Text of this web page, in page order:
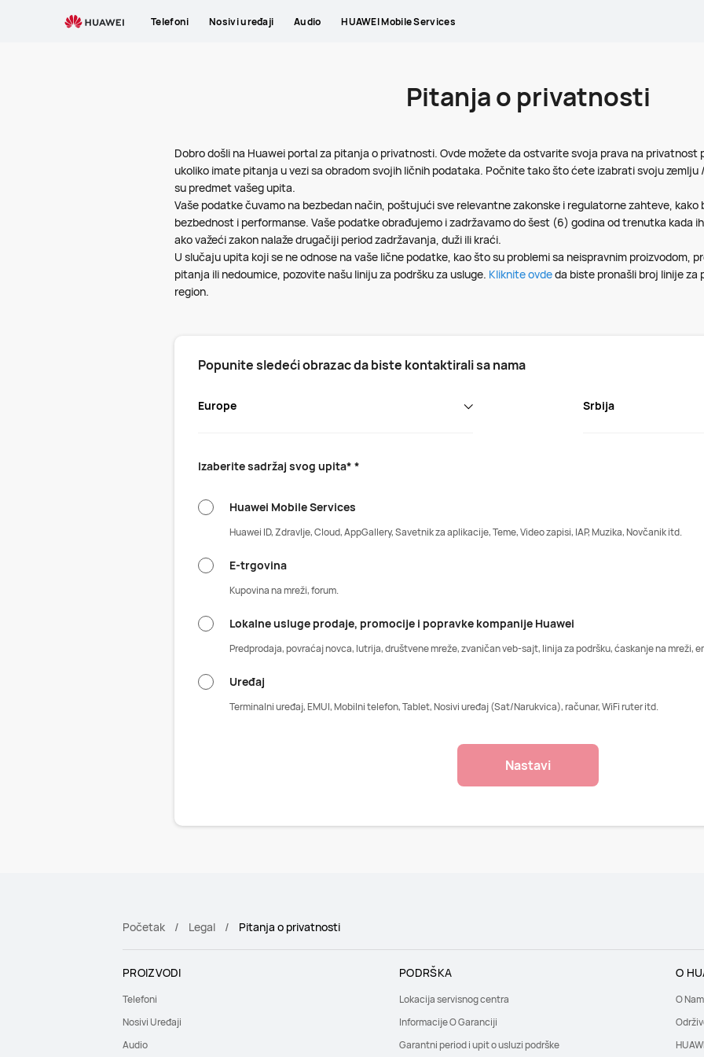
Telefoni Nosivi uređaji Audio HUAWEI Mobile Services
Pitanja o privatnosti
Dobro došli na Huawei portal za pitanja o privatnosti. Ovde možete da ostvarite svoja prava na privatnost
ukoliko imate pitanja u vezi sa obradom svojih ličnih podataka. Počnite tako što ćete izabrati svoju zemlju
su predmet vašeg upita.
Vaše podatke čuvamo na bezbedan način, poštujući sve relevantne zakonske i regulatorne zahteve, kako
bezbednost i performanse. Vaše podatke obrađujemo i zadržavamo do šest (6) godina od trenutka kada
ako važeći zakon nalaže drugačiji period zadržavanja, duži ili kraći.
U slučaju upita koji se ne odnose na vaše lične podatke, kao što su problemi sa neispravnim proizvodom,
pitanja ili nedoumice, pozovite našu liniju za podršku za usluge. Kliknite ovdeda biste pronašli broj linije za
region.
Popunite sledeći obrazac da biste kontaktirali sa nama
Europe Srbija
Izaberite sadržaj svog upita* *
Huawei Mobile Services
Huawei ID, Zdravlje, Cloud, AppGallery, Savetnik za aplikacije, Teme, Video zapisi, IAP, Muzika, Novčanik itd.
E-trgovina
Kupovina na mreži, forum.
Lokalne usluge prodaje, promocije i popravke kompanije Huawei
Predprodaja, povraćaj novca, lutrija, društvene mreže, zvaničan veb-sajt, linija za podršku, ćaskanje na mreži,
Uređaj
Terminalni uređaj, EMUI, Mobilni telefon, Tablet, Nosivi uređaj (Sat/Narukvica), računar, WiFi ruter itd.
Nastavi
Početak Legal Pitanja o privatnosti
PROIZVODI
Telefoni
Nosivi Uređaji
Audio
PODRŠKA
Lokacija servisnog centra
Informacije O Garanciji
Garantni period i upit o usluzi podrške
O
O